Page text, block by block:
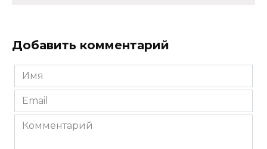
Добавить комментарий
Имя
*
Email
*
Комментарий